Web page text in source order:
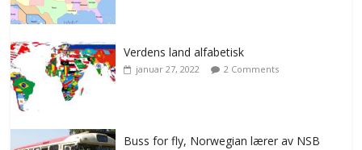
Verdens land alfabetisk
januar 27, 2022 2 Comments
Buss for fly, Norwegian lærer av NSB